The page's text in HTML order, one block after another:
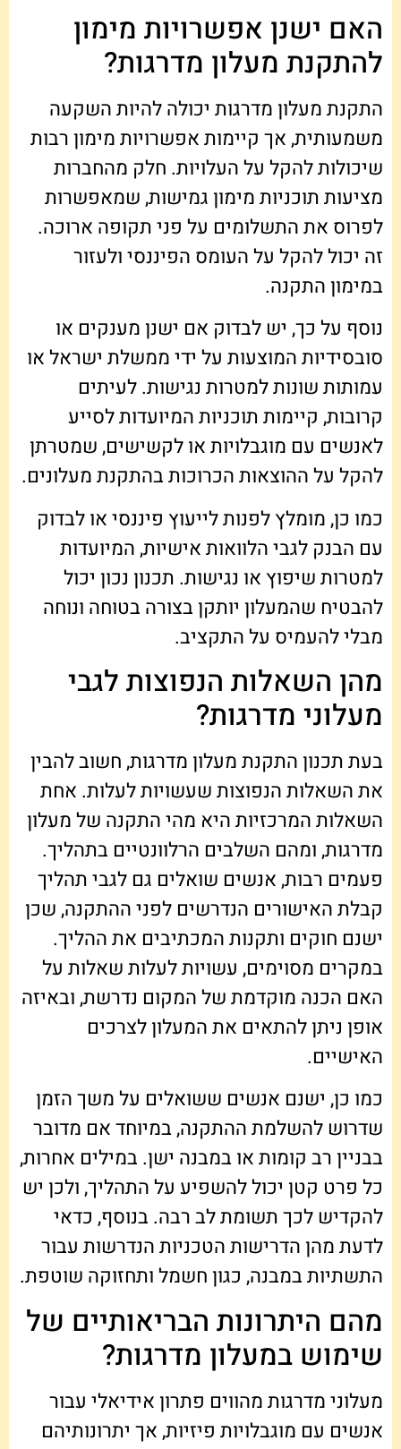
האם ישנן אפשרויות מימון
להתקנת מעלון מדרגות?
התקנת מעלון מדרגות יכולה להיות השקעה
משמעותית, אך קיימות אפשרויות מימון רבות
שיכולות להקל על העלויות. חלק מהחברות
מציעות תוכניות מימון גמישות, שמאפשרות
לפרוס את התשלומים על פני תקופה ארוכה.
זה יכול להקל על העומס הפיננסי ולעזור
במימון התקנה.
נוסף על כך, יש לבדוק אם ישנן מענקים או
סובסידיות המוצעות על ידי ממשלת ישראל או
עמותות שונות למטרות נגישות. לעיתים
קרובות, קיימות תוכניות המיועדות לסייע
לאנשים עם מוגבלויות או לקשישים, שמטרתן
להקל על ההוצאות הכרוכות בהתקנת מעלונים.
כמו כן, מומלץ לפנות לייעוץ פיננסי או לבדוק
עם הבנק לגבי הלוואות אישיות, המיועדות
למטרות שיפוץ או נגישות. תכנון נכון יכול
להבטיח שהמעלון יותקן בצורה בטוחה ונוחה
מבלי להעמיס על התקציב.
מהן השאלות הנפוצות לגבי
מעלוני מדרגות?
בעת תכנון התקנת מעלון מדרגות, חשוב להבין
את השאלות הנפוצות שעשויות לעלות. אחת
השאלות המרכזיות היא מהי התקנה של מעלון
מדרגות, ומהם השלבים הרלוונטיים בתהליך.
פעמים רבות, אנשים שואלים גם לגבי תהליך
קבלת האישורים הנדרשים לפני ההתקנה, שכן
ישנם חוקים ותקנות המכתיבים את ההליך.
במקרים מסוימים, עשויות לעלות שאלות על
האם הכנה מוקדמת של המקום נדרשת, ובאיזה
אופן ניתן להתאים את המעלון לצרכים
האישיים.
כמו כן, ישנם אנשים ששואלים על משך הזמן
שדרוש להשלמת ההתקנה, במיוחד אם מדובר
בבניין רב קומות או במבנה ישן. במילים אחרות,
כל פרט קטן יכול להשפיע על התהליך, ולכן יש
להקדיש לכך תשומת לב רבה. בנוסף, כדאי
לדעת מהן הדרישות הטכניות הנדרשות עבור
התשתיות במבנה, כגון חשמל ותחזוקה שוטפת.
מהם היתרונות הבריאותיים של
שימוש במעלון מדרגות?
מעלוני מדרגות מהווים פתרון אידיאלי עבור
אנשים עם מוגבלויות פיזיות, אך יתרונותיהם